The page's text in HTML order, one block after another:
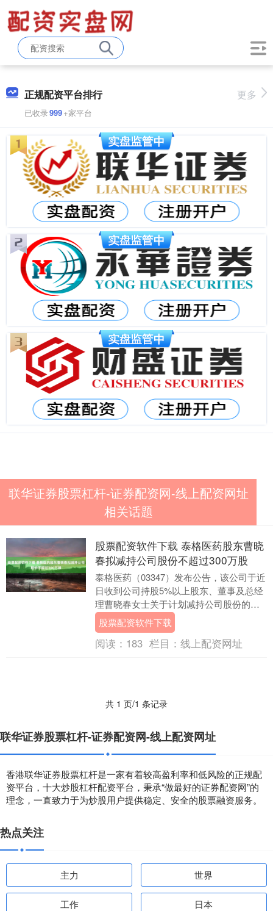
正规配资平台排行
已收录999+家平台
更多
联华证券股票杠杆-证券配资网-线上配资网址
相关话题
股票配资软件下载 泰格医药股东曹晓
春拟减持公司股份不超过300万股
泰格医药（03347）发布公告，该公司于近
日收到公司持股5%以上股东、董事及总经
理曹晓春女士关于计划减持公司股份的告
知函：曹晓春女士持有本公司股份
5166.18....
股票配资软件下载
阅读： 183 栏目： 线上配资网址
共 1 页/1 条记录
联华证券股票杠杆-证券配资网-线上配资网址
香港联华证券股票杠杆是一家有着较高盈利率和低风险的正规配
资平台，十大炒股杠杆配资平台，秉承“做最好的证券配资网”的
理念，一直致力于为炒股用户提供稳定、安全的股票融资服务。
热点关注
主力 世界
工作 日本